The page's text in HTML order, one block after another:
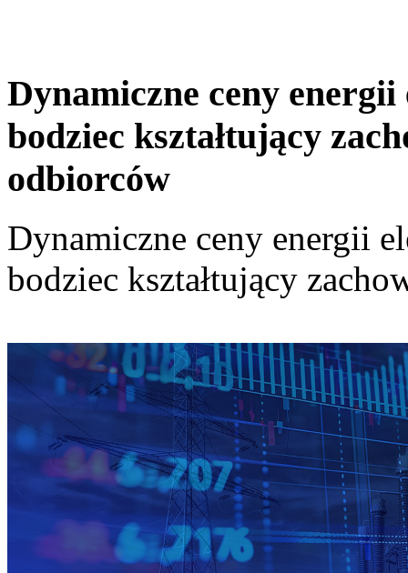
Dynamiczne ceny
bodziec kształtujący
odbiorców
Dynamiczne ceny energii
bodziec kształtujący